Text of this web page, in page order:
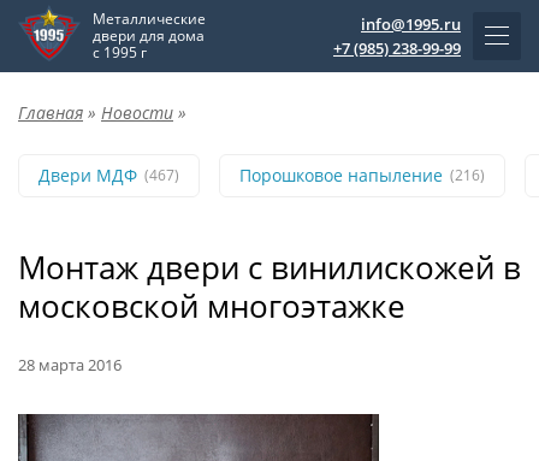
Металлические
двери для дома
с 1995 г
info@1995.ru
+7 (985) 238-99-99
Главная » Новости »
Двери МДФ (467) Порошковое напыление (216)
Монтаж двери с винилискожей в
московской многоэтажке
28 марта 2016